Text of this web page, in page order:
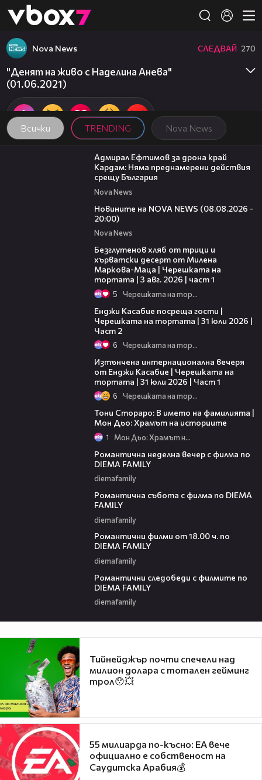
👾
Всички TRENDING Nova News
Nova News СЛЕДВАЙ 270
"Денят на живо с Наделина Анева"
(01.06.2021)
01:48
Адмирал Ефтимов за дрона край
Кардам: Няма преднамерени действия
срещу България
Nova News
Новините на NOVA NEWS (08.08.2026 -
20:00)
Nova News
Безглутенов хляб от трици и
хърватски десерт от Милена
Маркова-Маца | Черешката на
тортата | 3 авг. 2026 | част 1
5 Черешката на тортата
Енджи Касабие посреща гости |
Черешката на тортата | 31 юли 2026 |
Част 2
6 Черешката на тортата
Изтънчена интернационална вечеря
от Енджи Касабие | Черешката на
тортата | 31 юли 2026 | Част 1
6 Черешката на тортата
Тони Стораро: В името на фамилията |
Мон Дьо: Храмът на историите
1 Мон Дьо: Храмът на историите
Романтична неделна вечер с филма по
DIEMA FAMILY
diemafamily
Романтична събота с филма по DIEMA
FAMILY
diemafamily
Романтични филми от 18.00 ч. по
DIEMA FAMILY
diemafamily
Романтични следобеди с филмите по
DIEMA FAMILY
diemafamily
Тийнейджър почти спечели над
милион долара с тотален гейминг
трол😯💥
55 милиарда по-късно: EA вече
официално е собственост на
Саудитска Арабия💰